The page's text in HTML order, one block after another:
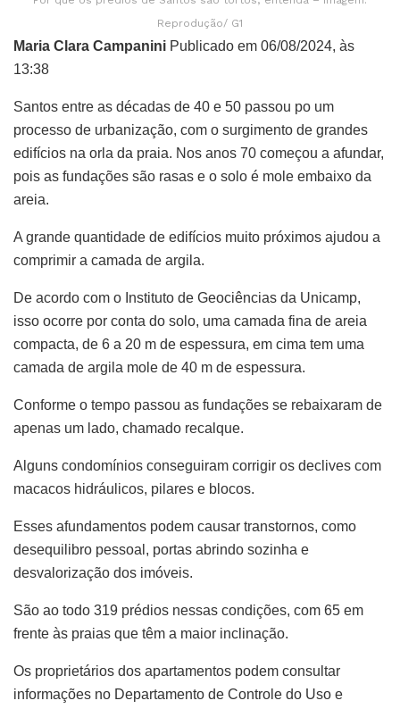
Reprodução/ G1
Maria Clara Campanini Publicado em 06/08/2024, às
13:38
Santos entre as décadas de 40 e 50 passou po um
processo de urbanização, com o surgimento de grandes
edifícios na orla da praia. Nos anos 70 começou a afundar,
pois as fundações são rasas e o solo é mole embaixo da
areia.
A grande quantidade de edifícios muito próximos ajudou a
comprimir a camada de argila.
De acordo com o Instituto de Geociências da Unicamp,
isso ocorre por conta do solo, uma camada fina de areia
compacta, de 6 a 20 m de espessura, em cima tem uma
camada de argila mole de 40 m de espessura.
Conforme o tempo passou as fundações se rebaixaram de
apenas um lado, chamado recalque.
Alguns condomínios conseguiram corrigir os declives com
macacos hidráulicos, pilares e blocos.
Esses afundamentos podem causar transtornos, como
desequilibro pessoal, portas abrindo sozinha e
desvalorização dos imóveis.
São ao todo 319 prédios nessas condições, com 65 em
frente às praias que têm a maior inclinação.
Os proprietários dos apartamentos podem consultar
informações no Departamento de Controle do Uso e